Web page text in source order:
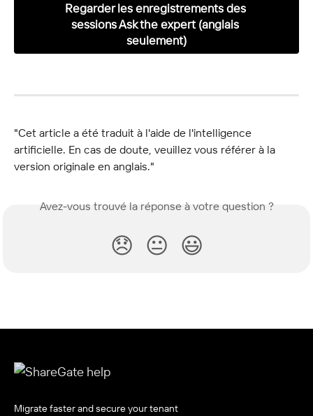
Regarder les enregistrements des
sessions Ask the expert (anglais
seulement)
"Cet article a été traduit à l'aide de l'intelligence
artificielle. En cas de doute, veuillez vous référer à la
version originale en anglais."
Avez-vous trouvé la réponse à votre question ?
😞 😐 😃
Migrate faster and secure your tenant